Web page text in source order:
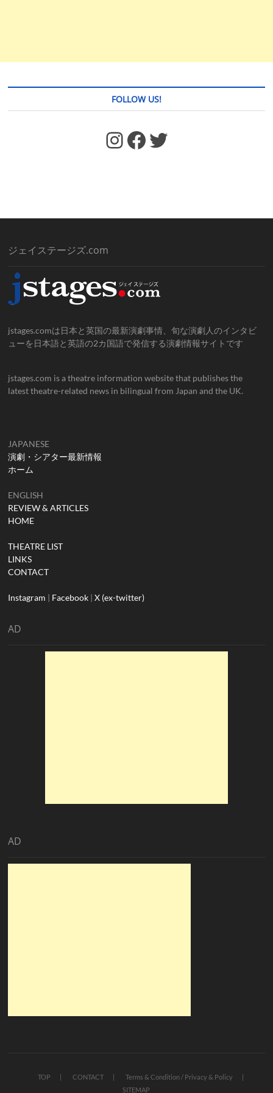
FOLLOW US!
https://www.facebook.com/jstages/ Facebook Twitter
ジェイステージズ.com
jstages.comは日本と英国の最新演劇事情、旬な演劇人のインタビ
ューを日本語と英語の2カ国語で発信する演劇情報サイトです
jstages.com is a theatre information website that publishes the
latest theatre-related news in bilingual from Japan and the UK.
JAPANESE
演劇・シアター最新情報
ホーム
ENGLISH
REVIEW & ARTICLES
HOME
THEATRE LIST
LINKS
CONTACT
Instagram | Facebook |X (ex-twitter)
AD
AD
TOP CONTACT
Terms & Condition / Privacy & Policy
SITEMAP